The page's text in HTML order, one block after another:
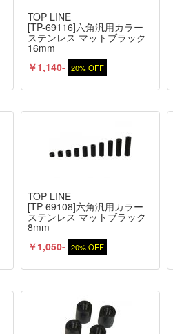
TOP LINE
[TP-69116]六角汎用カラー
ステンレス マットブラック
16mm
￥1,140- 20% OFF
TOP LINE
[TP-69108]六角汎用カラー
ステンレス マットブラック
8mm
￥1,050- 20% OFF